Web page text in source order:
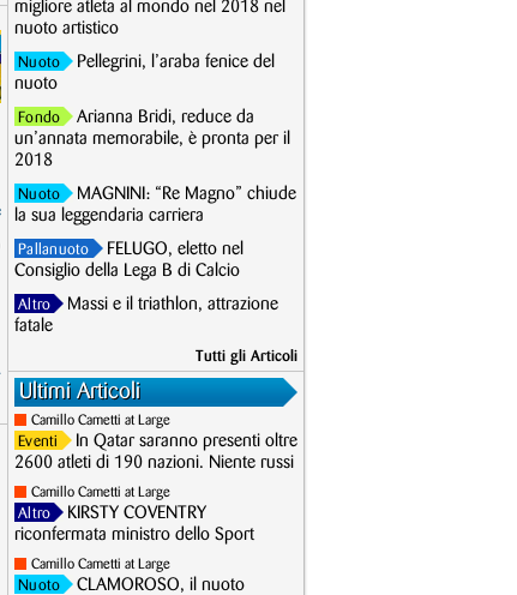
migliore atleta al mondo nel 2018 nel
nuoto artistico
Nuoto
Pellegrini, l’araba fenice del
nuoto
Fondo
Arianna Bridi, reduce da
un’annata memorabile, è pronta per il
2018
Nuoto
MAGNINI: “Re Magno” chiude
la sua leggendaria carriera
Pallanuoto
FELUGO, eletto nel
Consiglio della Lega B di Calcio
Altro
Massi e il triathlon, attrazione
fatale
Tutti gli Articoli
Ultimi Articoli
Camillo Cametti at Large
Eventi
In Qatar saranno presenti oltre
2600 atleti di 190 nazioni. Niente russi
Camillo Cametti at Large
Altro
KIRSTY COVENTRY
riconfermata ministro dello Sport
Camillo Cametti at Large
Nuoto
CLAMOROSO, il nuoto